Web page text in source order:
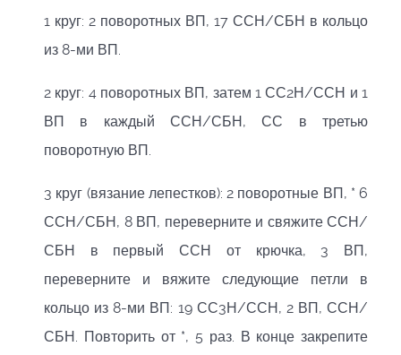
1 круг: 2 поворотных ВП, 17 ССН/СБН в кольцо
из 8-ми ВП.
2 круг: 4 поворотных ВП, затем 1 СС2Н/ССН и 1
ВП в каждый ССН/СБН, СС в третью
поворотную ВП.
3 круг (вязание лепестков): 2 поворотные ВП, * 6
ССН/СБН, 8 ВП, переверните и свяжите ССН/
СБН в первый ССН от крючка, 3 ВП,
переверните и вяжите следующие петли в
кольцо из 8-ми ВП: 19 СС3Н/ССН, 2 ВП, ССН/
СБН. Повторить от *, 5 раз. В конце закрепите